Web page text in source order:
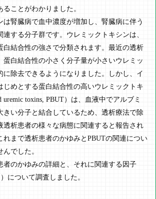
ることがわかりました。
は腎臓病で血中濃度が増加し、腎臓病に伴う
する分子群です。ウレミックトキシンは、
白結合性の強さで分類されます。最近の透析
蛋白結合性の小さく分子量が小さいウレミッ
に除去できるようになりました。しかし、イ
じめとする蛋白結合性の高いウレミックトキ
uremic toxins, PBUT）は、血液中でアルブミ
きい分子と結合しているため、透析療法で除
透析患者の様々な病態に関連すると報告され
れまで透析患者のかゆみとPBUTの関連につい
でした。
者のかゆみの詳細と、それに関連する因子
について調査しました。